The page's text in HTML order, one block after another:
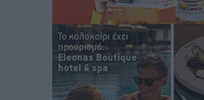
Σούπερ μάρκετ: Διευρύνεται η
για τις τιμές – Eρχονται νέες
Ειδήσεις• πριν 4 ώρες
Συνελήφθησαν έξι άτομα για